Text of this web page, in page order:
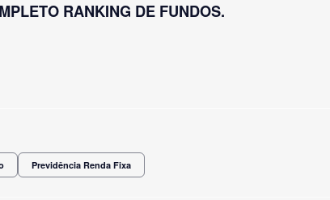
RANKING DE FUNDOS.
Previdência Renda Fixa